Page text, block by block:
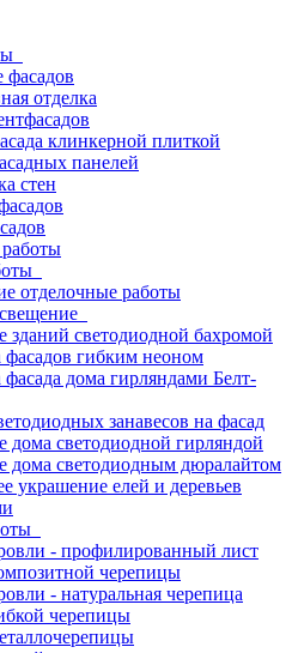
фасадов
отделка
клинкерной плиткой
панелей
стен
отделочные работы
зданий светодиодной бахромой
фасадов гибким неоном
фасада дома гирляндами Белт-
занавесов на фасад
дома светодиодной гирляндой
дома светодиодным дюралайтом
украшение елей и деревьев
- профилированный лист
черепицы
- натуральная черепица
черепицы